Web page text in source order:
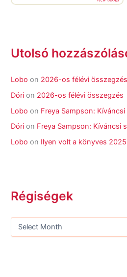
Utolsó
Lobo on 2026-os félévi összegzés
Dóri on 2026-os félévi összegzés
Lobo on Freya Sampson:
Dóri on Freya Sampson: Kíváncsi
Lobo on Ilyen volt a könyves 2025
Régiségek